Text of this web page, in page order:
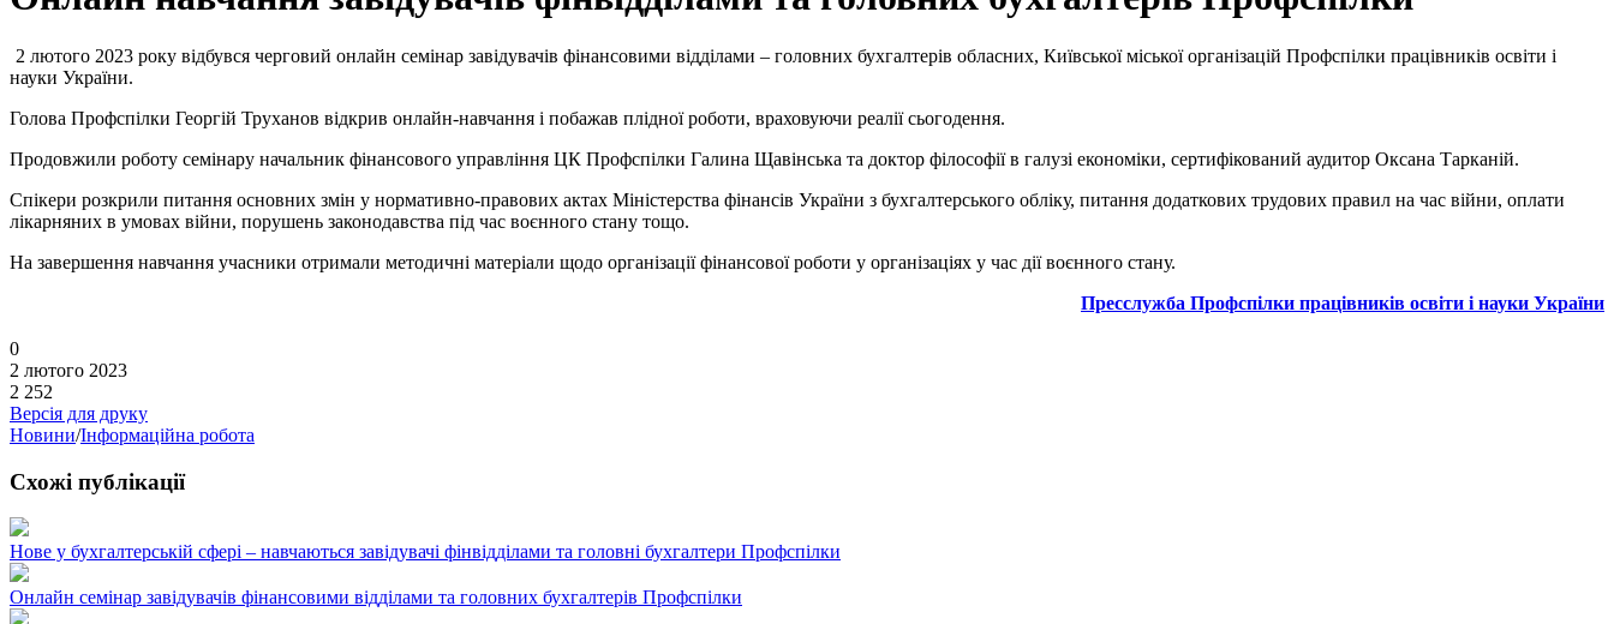
2 лютого 2023 року відбувся черговий онлайн семінар завідувачів фінансовими відділами – головних бухгалтерів обласних, Київської міської організацій Профспілки працівників освіти і
науки України.
Голова Профспілки Георгій Труханов відкрив онлайн-навчання і побажав плідної роботи, враховуючи реалії сьогодення.
Продовжили роботу семінару начальник фінансового управління ЦК Профспілки Галина Щавінська та доктор філософії в галузі економіки, сертифікований аудитор Оксана Тарканій.
Спікери розкрили питання основних змін у нормативно-правових актах Міністерства фінансів України з бухгалтерського обліку, питання додаткових трудових правил на час війни, оплати
лікарняних в умовах війни, порушень законодавства під час воєнного стану тощо.
На завершення навчання учасники отримали методичні матеріали щодо організації фінансової роботи у організаціях у час дії воєнного стану.
Пресслужба Профспілки працівників освіти і науки України
0
2 лютого 2023
2 252
Версія для друку
Новини/Інформаційна робота
Схожі публікації
Нове у бухгалтерській сфері – навчаються завідувачі фінвідділами та головні бухгалтери Профспілки
Онлайн семінар завідувачів фінансовими відділами та головних бухгалтерів Профспілки